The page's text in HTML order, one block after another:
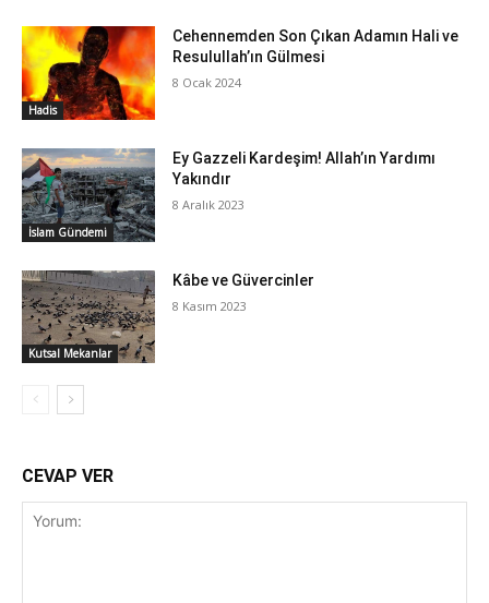
Hadis
Cehennemden Son Çıkan Adamın Hali ve
Resulullah’ın Gülmesi
8 Ocak 2024
İslam Gündemi
Ey Gazzeli Kardeşim! Allah’ın Yardımı
Yakındır
8 Aralık 2023
Kutsal Mekanlar
Kâbe ve Güvercinler
8 Kasım 2023
CEVAP VER